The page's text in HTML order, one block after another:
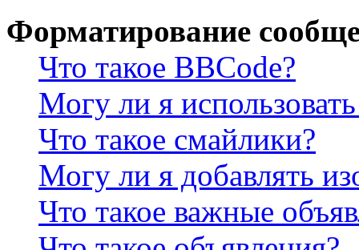
Форматирование
Что такое BBCode?
Могу ли я
Что такое смайлики?
Могу ли я добавлять
Что такое важные